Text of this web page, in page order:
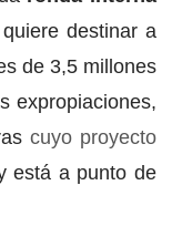
destinar a
de 3,5 millones
expropiaciones,
cuyo proyecto
está a punto de